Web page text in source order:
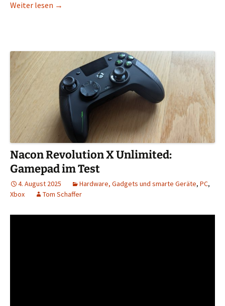
Weiter lesen Der Stand von Open Source im 3D-Druck im Jahr
→
Nacon Revolution X Unlimited:
Gamepad im Test
4. August 2025 Hardware, Gadgets und smarte Geräte, PC,
Xbox
Tom Schaffer